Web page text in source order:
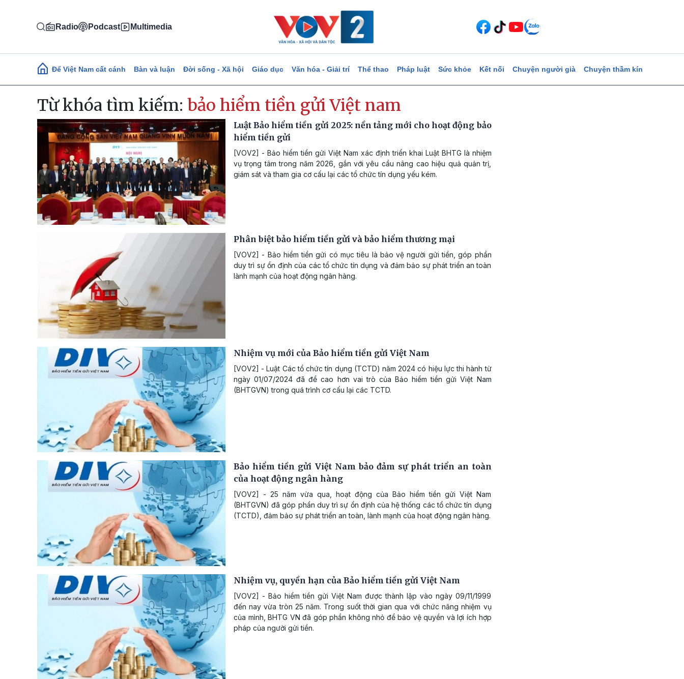
Radio Podcast Multimedia
Main navigation
Để Việt Nam cất cánh Bàn và luận Đời sống - Xã hội Giáo dục Văn hóa - Giải trí Thể thao Pháp luật Sức khỏe Kết nối Chuyện người già Chuyện thầm kín
Từ khóa tìm kiếm: bảo hiểm tiền gửi Việt nam
Luật Bảo hiểm tiền gửi 2025: nền tảng mới cho hoạt động bảo
hiểm tiền gửi
[VOV2] - Bảo hiểm tiền gửi Việt Nam xác định triển khai Luật BHTG là nhiệm
vụ trọng tâm trong năm 2026, gắn với yêu cầu nâng cao hiệu quả quản trị,
giám sát và tham gia cơ cấu lại các tổ chức tín dụng yếu kém.
Phân biệt bảo hiểm tiền gửi và bảo hiểm thương mại
[VOV2] - Bảo hiểm tiền gửi có mục tiêu là bảo vệ người gửi tiền, góp phần
duy trì sự ổn định của các tổ chức tín dụng và đảm bảo sự phát triển an toàn
lành mạnh của hoạt động ngân hàng.
Nhiệm vụ mới của Bảo hiểm tiền gửi Việt Nam
[VOV2] - Luật Các tổ chức tín dụng (TCTD) năm 2024 có hiệu lực thi hành từ
ngày 01/07/2024 đã đề cao hơn vai trò của Bảo hiểm tiền gửi Việt Nam
(BHTGVN) trong quá trình cơ cấu lại các TCTD.
Bảo hiểm tiền gửi Việt Nam bảo đảm sự phát triển an toàn
của hoạt động ngân hàng
[VOV2] - 25 năm vừa qua, hoạt động của Bảo hiểm tiền gửi Việt Nam
(BHTGVN) đã góp phần duy trì sự ổn định của hệ thống các tổ chức tín dụng
(TCTD), đảm bảo sự phát triển an toàn, lành mạnh của hoạt động ngân hàng.
Nhiệm vụ, quyền hạn của Bảo hiểm tiền gửi Việt Nam
[VOV2] - Bảo hiểm tiền gửi Việt Nam được thành lập vào ngày 09/11/1999
đến nay vừa tròn 25 năm. Trong suốt thời gian qua với chức năng nhiệm vụ
của mình, BHTG VN đã góp phần không nhỏ để bảo vệ quyền và lợi ích hợp
pháp của người gửi tiền.